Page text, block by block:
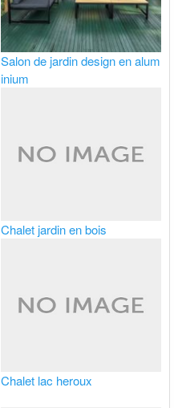
Salon de jardin design en alum
inium
Chalet jardin en bois
Chalet lac heroux